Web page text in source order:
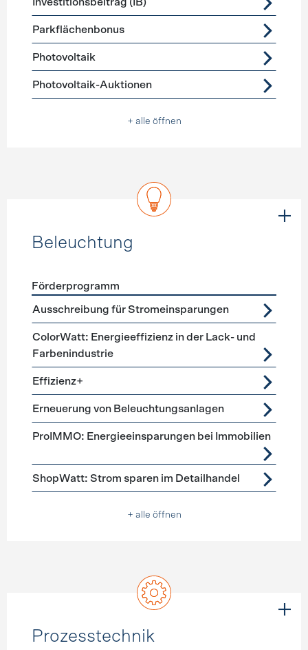
Parkflächenbonus
Photovoltaik
Photovoltaik-Auktionen
+ alle öffnen
Beleuchtung
Förderprogramme Beleuchtung
Förderprogramm
Ausschreibung für Stromeinsparungen
ColorWatt: Energieeffizienz in der Lack- und
Farbenindustrie
Effizienz+
Erneuerung von Beleuchtungsanlagen
ProIMMO: Energieeinsparungen bei Immobilien
ShopWatt: Strom sparen im Detailhandel
+ alle öffnen
Prozesstechnik